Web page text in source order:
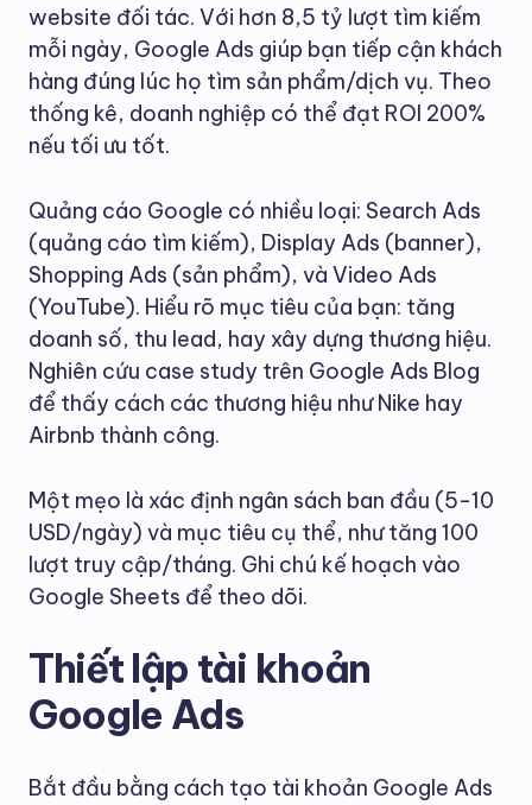
website đối tác. Với hơn 8,5 tỷ lượt tìm kiếm
mỗi ngày, Google Ads giúp bạn tiếp cận khách
hàng đúng lúc họ tìm sản phẩm/dịch vụ. Theo
thống kê, doanh nghiệp có thể đạt ROI 200%
nếu tối ưu tốt.
Quảng cáo Google có nhiều loại: Search Ads
(quảng cáo tìm kiếm), Display Ads (banner),
Shopping Ads (sản phẩm), và Video Ads
(YouTube). Hiểu rõ mục tiêu của bạn: tăng
doanh số, thu lead, hay xây dựng thương hiệu.
Nghiên cứu case study trên Google Ads Blog
để thấy cách các thương hiệu như Nike hay
Airbnb thành công.
Một mẹo là xác định ngân sách ban đầu (5-10
USD/ngày) và mục tiêu cụ thể, như tăng 100
lượt truy cập/tháng. Ghi chú kế hoạch vào
Google Sheets để theo dõi.
Thiết lập tài khoản
Google Ads
Bắt đầu bằng cách tạo tài khoản Google Ads